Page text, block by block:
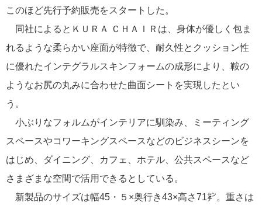
このほど先行予約販売をスタートした。
同社によるとＫＵＲＡ ＣＨＡＩＲは、身体が優しく包ま
れるような柔らかい座面が特徴で、耐久性とクッション性
に優れたインテグラルスキンフォームの成形により、鞍の
ようなお尻の丸みに合わせた曲面シートを実現したとい
う。
小ぶりなフォルムがインテリアに馴染み、ミーティング
スペースやコワーキングスペースなどのビジネスシーンを
はじめ、ダイニング、カフェ、ホテル、公共スペースなど
さまざまな空間で活用できるとしている。
新製品のサイズは幅45・５×奥行き43×高さ71㌢。重さは